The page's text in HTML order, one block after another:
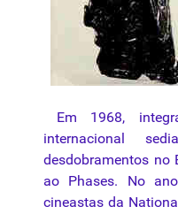
Em 1968,
internacional
desdobramentos no
ao Phases. No
cineastas da